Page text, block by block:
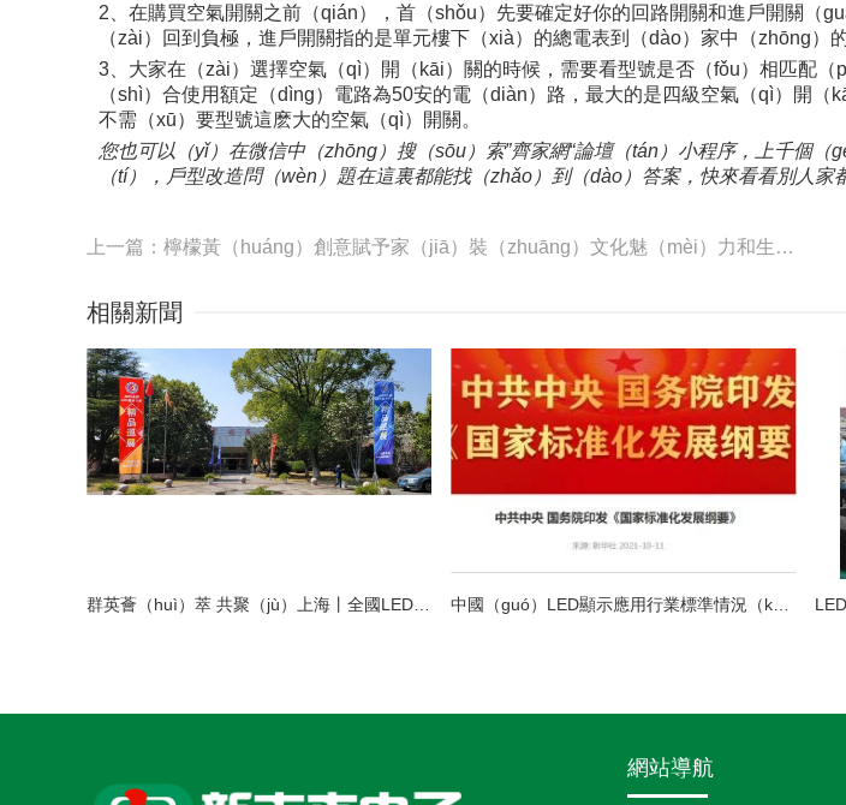
2、在購買空氣開關之前（qián），首（shǒu）先要確定好你的回路開關和進戶開關（
（zài）回到負極，進戶開關指的是單元樓下（xià）的總電表到（dào）家中（zhōng）
3、大家在（zài）選擇空氣（qì）開（kāi）關的時候，需要看型號是否（fǒu）相匹配
（shì）合使用額定（dìng）電路為50安的電（diàn）路，最大的是四級空氣（qì）開
不需（xū）要型號這麽大的空氣（qì）開關。
您也可以（yǐ）在微信中（zhōng）搜（sōu）索”齊家網“論壇（tán）小程序，上千個
（tí），戶型改造問（wèn）題在這裏都能找（zhǎo）到（dào）答案，快來看看別人家
上一篇：檸檬黃（huáng）創意賦予家（jiā）裝（zhuāng）文化魅（mèi）力和生命（mìng）
相關新聞
群英薈（huì）萃 共聚（jù）上海丨全國LED精品巡展攜手共謀（móu）行業發展大計 中國（guó）LED顯示應用行業標準情況（kuàng）一覽
網站導航